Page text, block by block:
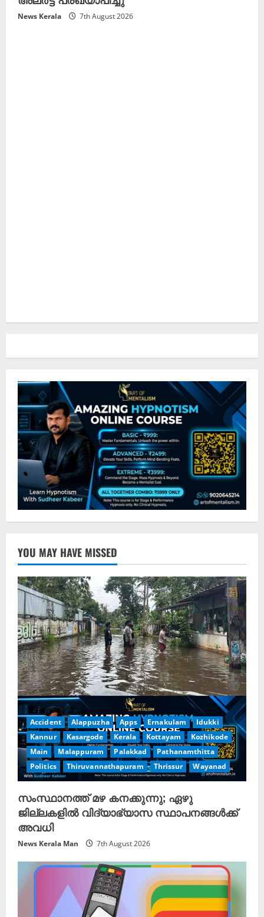
News Kerala 7th August 2026
YOU MAY HAVE MISSED
Accident Alappuzha Apps Ernakulam
Idukki
Kannur
Kasargode Kerala Kottayam
Kozhikode
Main
Malappuram Palakkad
Pathanamthitta
Politics
Thiruvannathapuram Thrissur Wayanad
സംസ്ഥാനത്ത് മഴ കനക്കുന്നു; ഏഴു
ജില്ലകളിൽ വിദ്യാഭ്യാസ സ്ഥാപനങ്ങൾക്ക്
അവധി
News Kerala Man 7th August 2026